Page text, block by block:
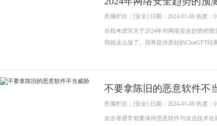
所属栏目：[安全] 日期：2024-01-08 热度：0
当我考虑写关于2024年对网络安全趋势的
我就这么做了。我将提供原始的ChatGPT
不要拿陈旧的恶意软件不
所属栏目：[安全] 日期：2024-01-08 热度：0
攻击者通常都要保持恶意软件与攻击技术